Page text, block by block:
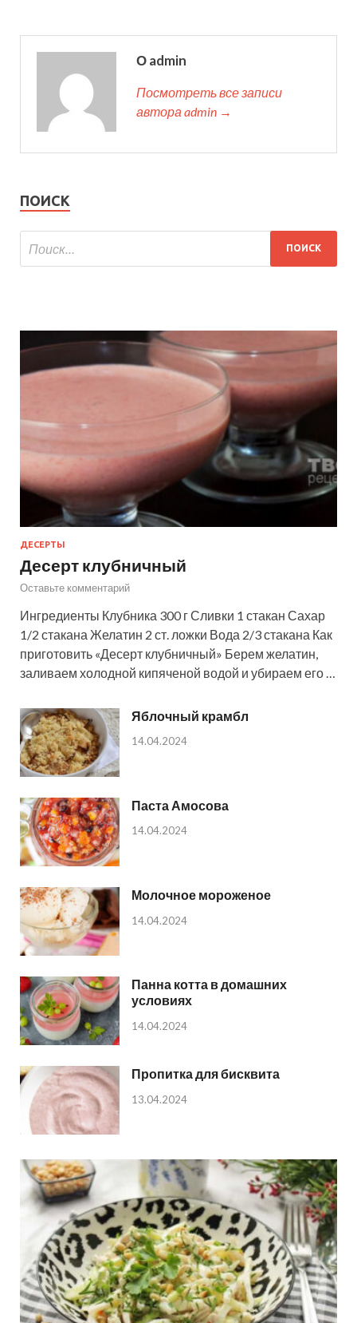
О admin
Посмотреть все записи
автора admin →
ПОИСК
ДЕСЕРТЫ
Десерт клубничный
Оставьте комментарий
Ингредиенты Клубника 300 г Сливки 1 стакан Сахар
1/2 стакана Желатин 2 ст. ложки Вода 2/3 стакана Как
приготовить «Десерт клубничный» Берем желатин,
заливаем холодной кипяченой водой и убираем его …
Яблочный крамбл
14.04.2024
Паста Амосова
14.04.2024
Молочное мороженое
14.04.2024
Панна котта в домашних
условиях
14.04.2024
Пропитка для бисквита
13.04.2024